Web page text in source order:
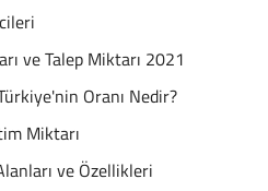
ve Talep Miktarı 2021
Oranı Nedir?
Miktarı
ve Özellikleri